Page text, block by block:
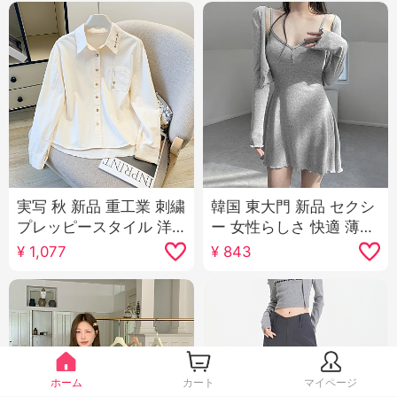
実写 秋 新品 重工業 刺繍
プレッピースタイル 洋
気 カジュアル 万能 ピュ
アコットン 長袖 シャツ
女 コート
¥ 1,077
韓国 東大門 新品 セクシ
ー 女性らしさ 快適 薄手
日焼け止め オープン シ
ャツ キャミソール スカ
ートスーツ 女性
¥ 843
ホーム カート マイページ